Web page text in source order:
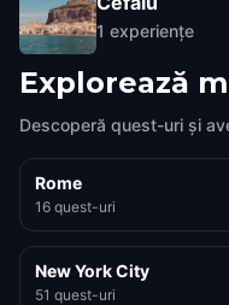
1 experiențe
Explorează
Descoperă quest-uri și
Rome
16 quest-uri
New York City
51 quest-uri